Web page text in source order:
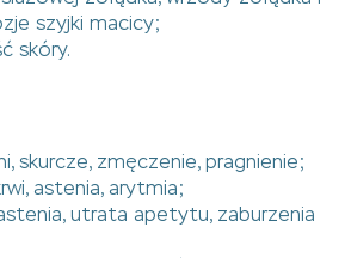
szyjki macicy;
skóry.
skurcze, zmęczenie, pragnienie;
astenia, arytmia;
utrata apetytu, zaburzenia